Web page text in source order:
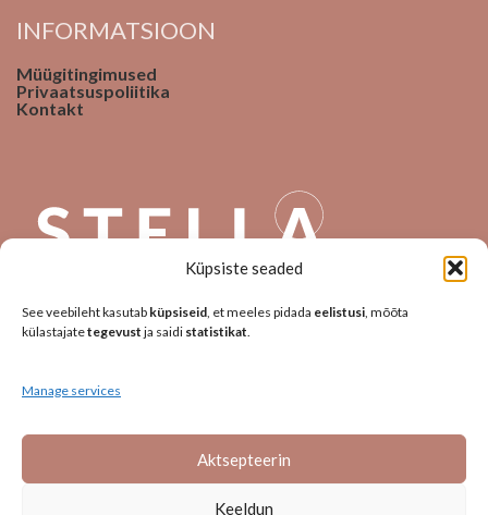
Küpsiste seaded
See veebileht kasutab küpsiseid, et meeles pidada eelistusi, mõõta
külastajatetegevust ja saidi statistikat.
Manage services
Aktsepteerin
Keeldun
INFORMATSIOON
Müügitingimused
Privaatsuspoliitika
Kontakt
JÄLGI MEID